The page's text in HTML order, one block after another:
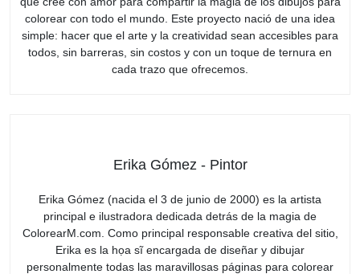
colorear con todo el mundo. Este proyecto nació de una idea
simple: hacer que el arte y la creatividad sean accesibles para
todos, sin barreras, sin costos y con un toque de ternura en
cada trazo que ofrecemos.
Erika Gómez - Pintor
Erika Gómez (nacida el 3 de junio de 2000) es la artista
principal e ilustradora dedicada detrás de la magia de
ColorearM.com. Como principal responsable creativa del sitio,
Erika es la họa sĩ encargada de diseñar y dibujar
personalmente todas las maravillosas páginas para colorear